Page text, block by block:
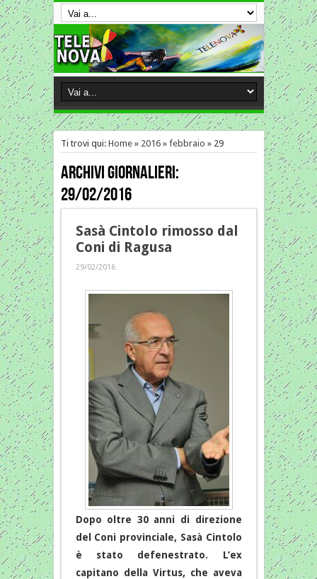
Ti trovi qui: Home» 2016» febbraio » 29
Archivi giornalieri:
29/02/2016
Sasà Cintolo rimosso dal
Coni di Ragusa
29/02/2016
Dopo oltre 30 anni di direzione
del Coni provinciale, Sasà Cintolo
è stato defenestrato. L’ex
capitano della Virtus, che aveva